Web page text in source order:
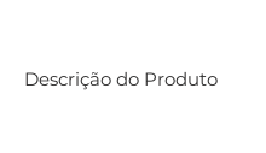
Descrição do Produto